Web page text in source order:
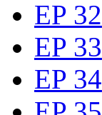
EP 32
EP 33
EP 34